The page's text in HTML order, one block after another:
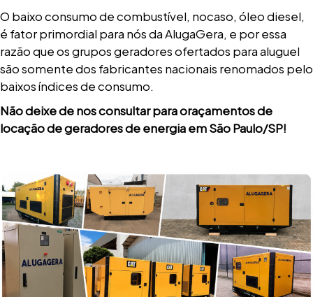
O baixo consumo de combustível, nocaso, óleo diesel,
é fator primordial para nós da AlugaGera, e por essa
razão que os grupos geradores ofertados para aluguel
são somente dos fabricantes nacionais renomados pelo
baixos índices de consumo.
Não deixe de nos consultar para oraçamentos de
locação de geradores de energia em São Paulo/SP!